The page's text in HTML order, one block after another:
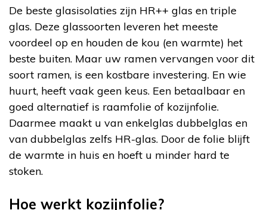
De beste glasisolaties zijn HR++ glas en triple
glas. Deze glassoorten leveren het meeste
voordeel op en houden de kou (en warmte) het
beste buiten. Maar uw ramen vervangen voor dit
soort ramen, is een kostbare investering. En wie
huurt, heeft vaak geen keus. Een betaalbaar en
goed alternatief is raamfolie of kozijnfolie.
Daarmee maakt u van enkelglas dubbelglas en
van dubbelglas zelfs HR-glas. Door de folie blijft
de warmte in huis en hoeft u minder hard te
stoken.
Hoe werkt kozijnfolie?